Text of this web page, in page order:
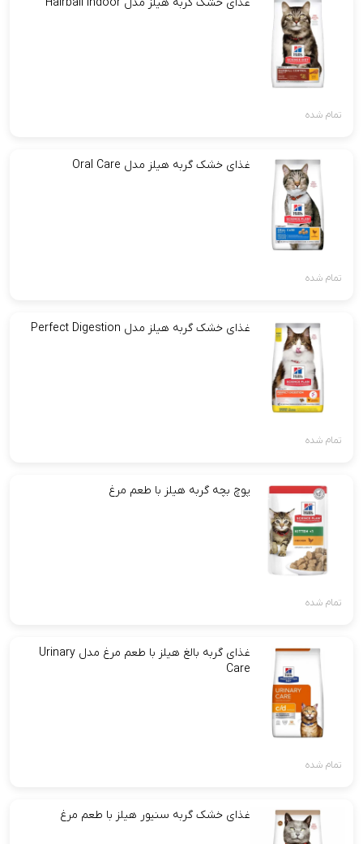
تمام شده
غذای خشک گربه هیلز مدل Oral Care
تمام شده
غذای خشک گربه هیلز مدل Perfect Digestion
تمام شده
پوچ بچه گربه هیلز با طعم مرغ
تمام شده
غذای گربه بالغ هیلز با طعم مرغ مدل Urinary
Care
تمام شده
غذای خشک گربه سنیور هیلز با طعم مرغ